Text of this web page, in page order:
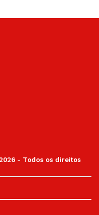
- Todos os direitos